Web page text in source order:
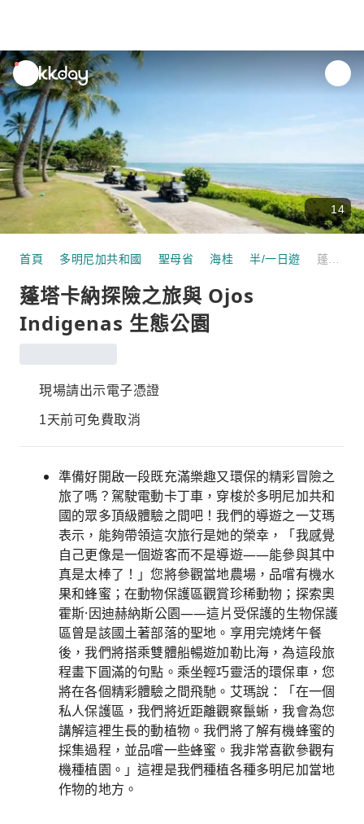
unread
notifications
14
首頁 多明尼加共和國 聖母省 海桂 半/一日遊
蓬塔卡納探險之旅與 Ojos
Indigenas 生態公園
現場請出示電子憑證
1天前可免費取消
準備好開啟一段既充滿樂趣又環保的精彩冒險之
旅了嗎？駕駛電動卡丁車，穿梭於多明尼加共和
國的眾多頂級體驗之間吧！我們的導遊之一艾瑪
表示，能夠帶領這次旅行是她的榮幸，「我感覺
自己更像是一個遊客而不是導遊——能參與其中
真是太棒了！」您將參觀當地農場，品嚐有機水
果和蜂蜜；在動物保護區觀賞珍稀動物；探索奧
霍斯·因迪赫納斯公園——這片受保護的生物保護
區曾是該國土著部落的聖地。享用完燒烤午餐
後，我們將搭乘雙體船暢遊加勒比海，為這段旅
程畫下圓滿的句點。乘坐輕巧靈活的環保車，您
將在各個精彩體驗之間飛馳。艾瑪說：「在一個
私人保護區，我們將近距離觀察鬣蜥，我會為您
講解這裡生長的動植物。我們將了解有機蜂蜜的
採集過程，並品嚐一些蜂蜜。我非常喜歡參觀有
機種植園。」這裡是我們種植各種多明尼加當地
作物的地方。